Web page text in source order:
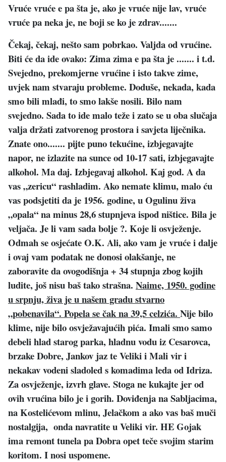
Vruće vruće e pa šta je, ako je vruće nije lav, vruće
vruće pa neka je, ne boji se ko je zdrav.......
Čekaj, čekaj, nešto sam pobrkao. Valjda od vrućine.
Biti će da ide ovako: Zima zima e pa šta je ....... i t.d.
Svejedno, prekomjerne vrućine i isto takve zime,
uvjek nam stvaraju probleme. Doduše, nekada, kada
smo bili mlađi, to smo lakše nosili. Bilo nam
svejedno. Sada to ide malo teže i zato se u oba slučaja
valja držati zatvorenog prostora i savjeta liječnika.
Znate ono....... pijte puno tekućine, izbjegavajte
napor, ne izlazite na sunce od 10-17 sati, izbjegavajte
alkohol. Ma daj. Izbjegavaj alkohol. Kaj god. A da
vas „zericu“ rashladim. Ako nemate klimu, malo ću
vas podsjetiti da je 1956. godine, u Ogulinu živa
„opala“ na minus 28,6 stupnjeva ispod ništice. Bila je
veljača. Je li vam sada bolje ?. Koje li osvježenje.
Odmah se osjećate O.K. Ali, ako vam je vruće i dalje
i ovaj vam podatak ne donosi olakšanje, ne
zaboravite da ovogodišnja + 34 stupnja zbog kojih
ludite, još nisu baš tako strašna. Naime, 1950. godine
u srpnju, živa je u našem gradu stvarno
„pobenavila“. Popela se čak na 39,5 celzića. Nije bilo
klime, nije bilo osvježavajućih pića. Imali smo samo
debeli hlad starog parka, hladnu vodu iz Cesarovca,
brzake Dobre, Jankov jaz te Veliki i Mali vir i
nekakav vodeni sladoled s komadima leda od Idriza.
Za osvježenje, izvrh glave. Stoga ne kukajte jer od
ovih vrućina bilo je i gorih. Doviđenja na Sabljacima,
na Kostelićevom mlinu, Jelačkom a ako vas baš muči
nostalgija, onda navratite u Veliki vir. HE Gojak
ima remont tunela pa Dobra opet teče svojim starim
koritom. I nosi uspomene.